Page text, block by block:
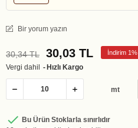
Bir yorum yazın
30,34 TL 30,03 TL İndirim 1%
Vergi dahil Hızlı Kargo
mt
 Bu Ürün Stoklarla sınırlıdır